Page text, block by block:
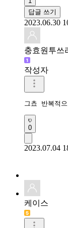
답글 쓰기
2023.06.30
충효원투쓰
작성자
그쵸 반복적
0
2023.07.04
케이스